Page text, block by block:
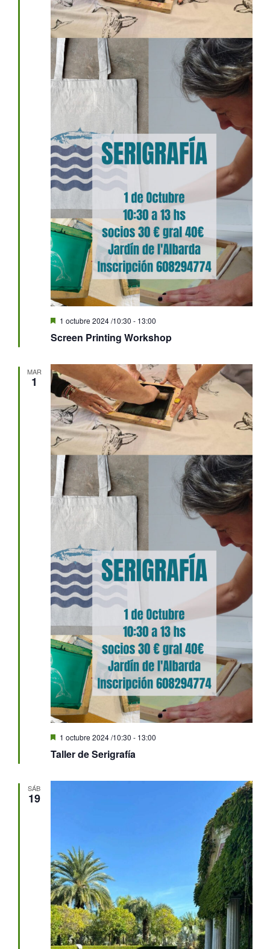
Screen Printing Workshop
Destacado
1 octubre 2024 /10:30 - 13:00
MAR
1
Taller de Serigrafía
Destacado
1 octubre 2024 /10:30 - 13:00
SÁB
19